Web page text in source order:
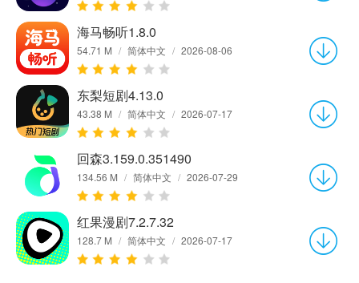
海马畅听1.8.0
54.71 M / 简体中文 / 2026-08-06
东梨短剧4.13.0
43.38 M / 简体中文 / 2026-07-17
回森3.159.0.351490
134.56 M / 简体中文 / 2026-07-29
红果漫剧7.2.7.32
128.7 M / 简体中文 / 2026-07-17